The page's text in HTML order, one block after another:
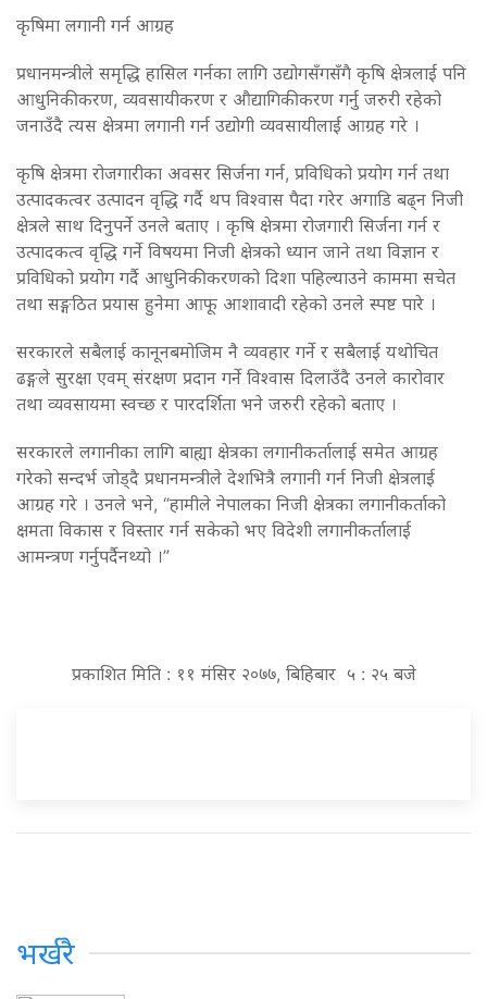
कृषिमा लगानी गर्न आग्रह
प्रधानमन्त्रीले समृद्धि हासिल गर्नका लागि उद्योगसँगसँगै कृषि क्षेत्रलाई पनि
आधुनिकीकरण, व्यवसायीकरण र औद्यागिकीकरण गर्नु जरुरी रहेको
जनाउँदै त्यस क्षेत्रमा लगानी गर्न उद्योगी व्यवसायीलाई आग्रह गरे ।
कृषि क्षेत्रमा रोजगारीका अवसर सिर्जना गर्न, प्रविधिको प्रयोग गर्न तथा
उत्पादकत्वर उत्पादन वृद्धि गर्दै थप विश्वास पैदा गरेर अगाडि बढ्न निजी
क्षेत्रले साथ दिनुपर्ने उनले बताए । कृषि क्षेत्रमा रोजगारी सिर्जना गर्न र
उत्पादकत्व वृद्धि गर्ने विषयमा निजी क्षेत्रको ध्यान जाने तथा विज्ञान र
प्रविधिको प्रयोग गर्दै आधुनिकीकरणको दिशा पहिल्याउने काममा सचेत
तथा सङ्गठित प्रयास हुनेमा आफू आशावादी रहेको उनले स्पष्ट पारे ।
सरकारले सबैलाई कानूनबमोजिम नै व्यवहार गर्ने र सबैलाई यथोचित
ढङ्गले सुरक्षा एवम् संरक्षण प्रदान गर्ने विश्वास दिलाउँदै उनले कारोवार
तथा व्यवसायमा स्वच्छ र पारदर्शिता भने जरुरी रहेको बताए ।
सरकारले लगानीका लागि बाह्या क्षेत्रका लगानीकर्तालाई समेत आग्रह
गरेको सन्दर्भ जोड्दै प्रधानमन्त्रीले देशभित्रै लगानी गर्न निजी क्षेत्रलाई
आग्रह गरे । उनले भने, “हामीले नेपालका निजी क्षेत्रका लगानीकर्ताको
क्षमता विकास र विस्तार गर्न सकेको भए विदेशी लगानीकर्तालाई
आमन्त्रण गर्नुपर्दैनथ्यो ।”
प्रकाशित मिति : ११ मंसिर २०७७, बिहिबार ५ : २५ बजे
भर्खरै